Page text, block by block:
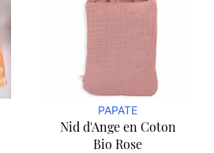
PAPATE
Nid d'Ange en Coton
Bio Rose